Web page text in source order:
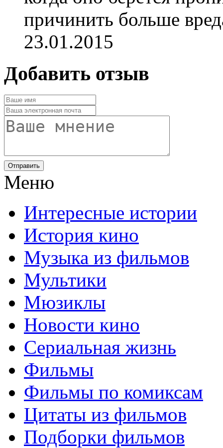
причинить больше
23.01.2015
Добавить отзыв
Отправить
Меню
Интересные истории
История кино
Музыка из фильмов
Мультики
Мюзиклы
Новости кино
Сериальная жизнь
Фильмы
Фильмы по комиксам
Цитаты из фильмов
Подборки фильмов